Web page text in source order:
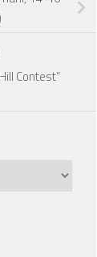
Contest”